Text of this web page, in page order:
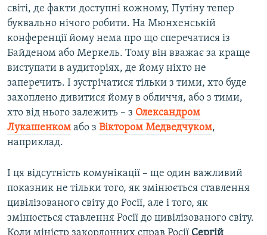
світі, де факти доступні кожному, Путіну тепер
буквально нічого робити. На Мюнхенській
конференції йому нема про що сперечатися із
Байденом або Меркель. Тому він вважає за краще
виступати в аудиторіях, де йому ніхто не
заперечить. І зустрічатися тільки з тими, хто буде
захоплено дивитися йому в обличчя, або з тими,
хто від нього залежить – з Олександром
Лукашенком або з Віктором Медведчуком,
наприклад.
І ця відсутність комунікації – ще один важливий
показник не тільки того, як змінюється ставлення
цивілізованого світу до Росії, але і того, як
змінюється ставлення Росії до цивілізованого світу.